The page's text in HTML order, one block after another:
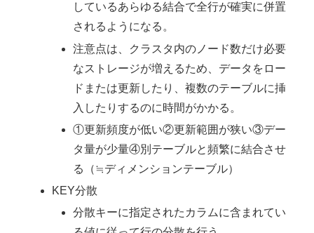
しているあらゆる結合で全行が確実に併置
されるようになる。
注意点は、クラスタ内のノード数だけ必要
なストレージが増えるため、データをロー
ドまたは更新したり、複数のテーブルに挿
入したりするのに時間がかかる。
①更新頻度が低い②更新範囲が狭い③デー
タ量が少量④別テーブルと頻繁に結合させ
る（≒ディメンションテーブル）
KEY分散
分散キーに指定されたカラムに含まれてい